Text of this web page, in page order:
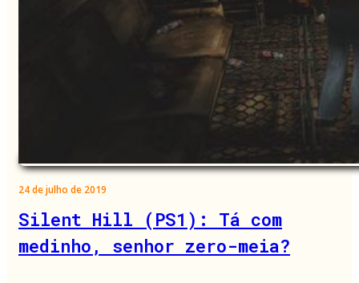
24 de julho de 2019
Silent Hill (PS1): Tá com
medinho, senhor zero-meia?